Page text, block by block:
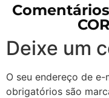
Deixe um
O seu endereço de
obrigatórios são